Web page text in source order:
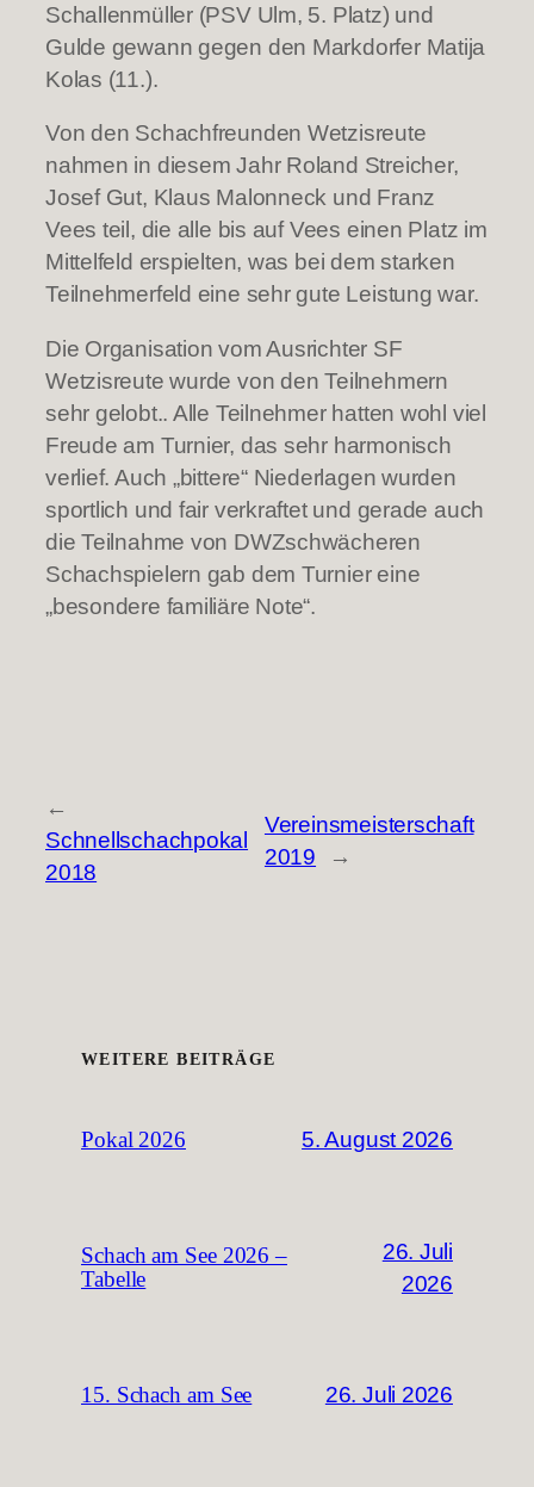
Schallenmüller (PSV Ulm, 5. Platz) und
Gulde gewann gegen den Markdorfer Matija
Kolas (11.).
Von den Schachfreunden Wetzisreute
nahmen in diesem Jahr Roland Streicher,
Josef Gut, Klaus Malonneck und Franz
Vees teil, die alle bis auf Vees einen Platz im
Mittelfeld erspielten, was bei dem starken
Teilnehmerfeld eine sehr gute Leistung war.
Die Organisation vom Ausrichter SF
Wetzisreute wurde von den Teilnehmern
sehr gelobt.. Alle Teilnehmer hatten wohl viel
Freude am Turnier, das sehr harmonisch
verlief. Auch „bittere“ Niederlagen wurden
sportlich und fair verkraftet und gerade auch
die Teilnahme von DWZschwächeren
Schachspielern gab dem Turnier eine
„besondere familiäre Note“.
←
Schnellschachpokal
2018
Vereinsmeisterschaft
2019
→
WEITERE BEITRÄGE
Pokal 2026 5. August 2026
Schach am See 2026 –
Tabelle
26. Juli
2026
15. Schach am See 26. Juli 2026